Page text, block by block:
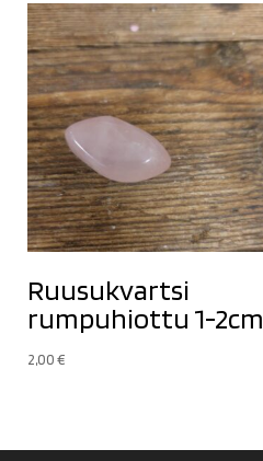
Ruusukvartsi
rumpuhiottu 1-2cm
2,00€